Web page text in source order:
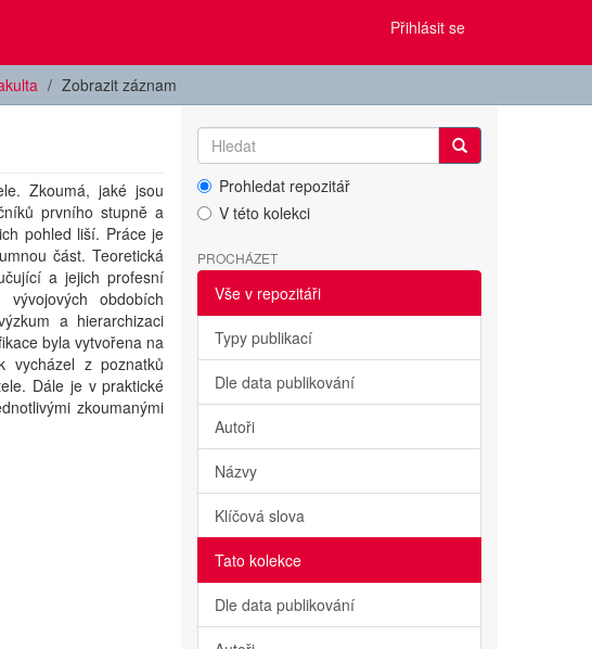
Přihlásit se
Zobrazit záznam
Zkoumá, jaké jsou
prvního stupně a
pohled liší. Práce je
část. Teoretická
a jejich profesní
obdobích
a hierarchizaci
byla vytvořena na
vycházel z poznatků
Dále je v praktické
zkoumanými
Prohledat repozitář
V této kolekci
PROCHÁZET
Vše v repozitáři
Typy publikací
Dle data publikování
Autoři
Názvy
Klíčová slova
Tato kolekce
Dle data publikování